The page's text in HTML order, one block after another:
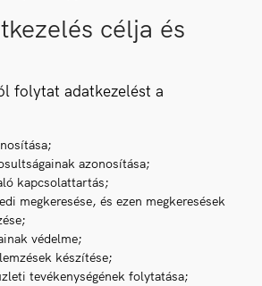
célja és
folytat adatkezelést a
azonosítása;
kapcsolattartás;
megkeresése, és ezen megkeresések
védelme;
készítése;
tevékenységének folytatása;